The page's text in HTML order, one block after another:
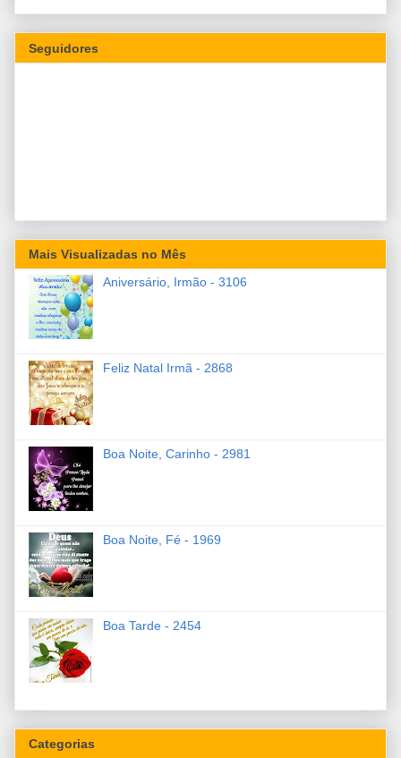
Seguidores
Mais Visualizadas no Mês
Aniversário, Irmão - 3106
Feliz Natal Irmã - 2868
Boa Noite, Carinho - 2981
Boa Noite, Fé - 1969
Boa Tarde - 2454
Categorias